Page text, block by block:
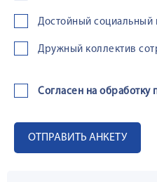
Достойный социальный
Дружный коллектив
Согласен на обработку
ОТПРАВИТЬ АНКЕТУ